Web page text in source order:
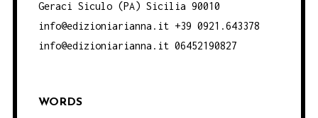
Geraci Siculo (PA) Sicilia 90010
info@edizioniarianna.it +39 0921.643378
info@edizioniarianna.it 06452190827
WORDS